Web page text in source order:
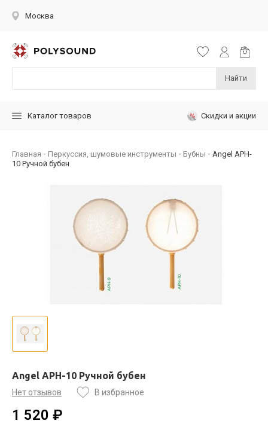
Москва
Найти
Каталог товаров Скидки и акции
Главная Перкуссия, шумовые инструменты Бубны
Angel APH-
10 Ручной бубен
Angel APH-10 Ручной бубен
Нет отзывов В избранное
1 520 ₽